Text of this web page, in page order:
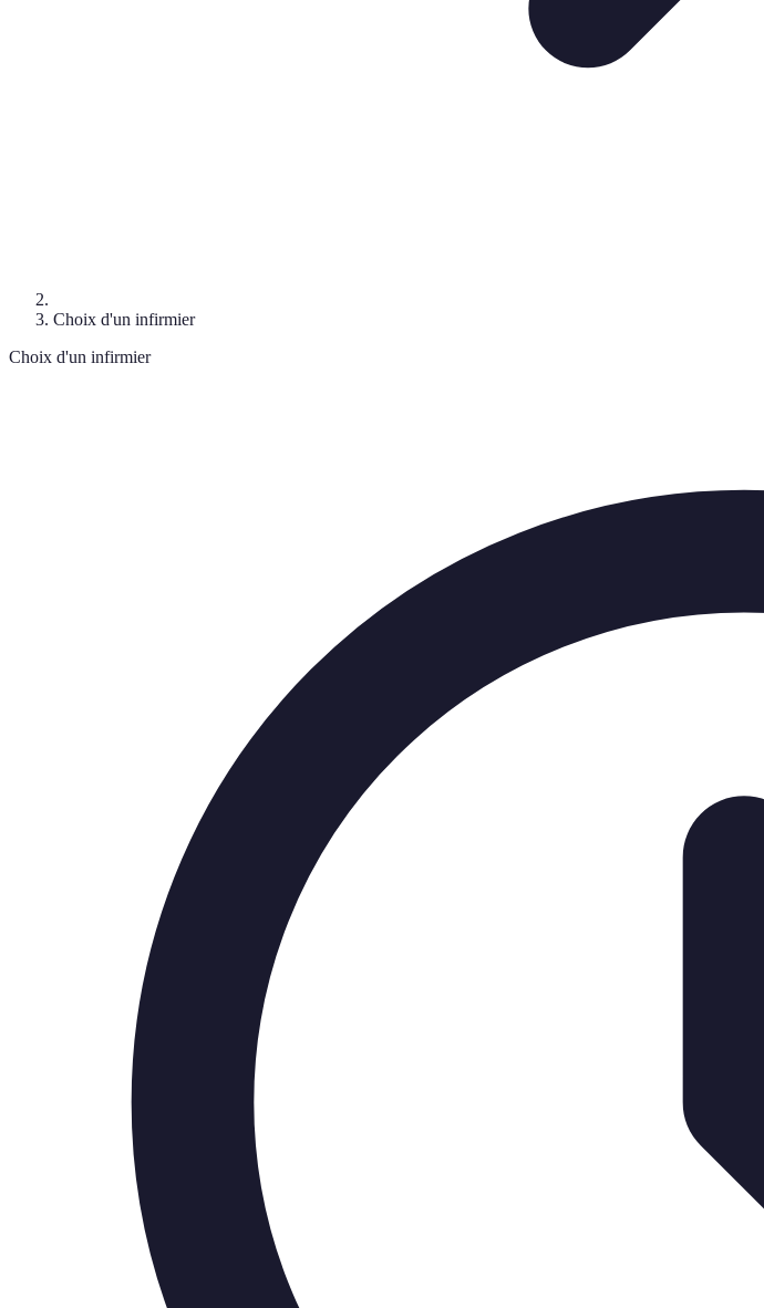
Choix d'un infirmier
Choix d'un infirmier